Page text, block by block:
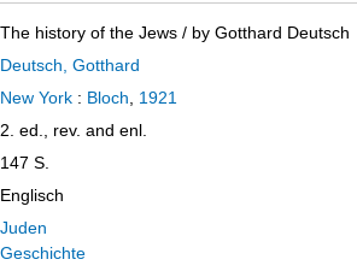
The history of the Jews / by Gotthard Deutsch
Deutsch, Gotthard
New York : Bloch
1921
2. ed., rev. and enl.
147 S.
Englisch
Juden
Geschichte